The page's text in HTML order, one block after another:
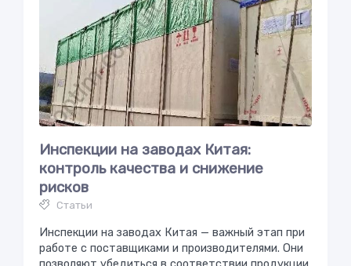
Инспекции на заводах Китая:
контроль качества и снижение
рисков
Статьи
Инспекции на заводах Китая — важный этап при
работе с поставщиками и производителями. Они